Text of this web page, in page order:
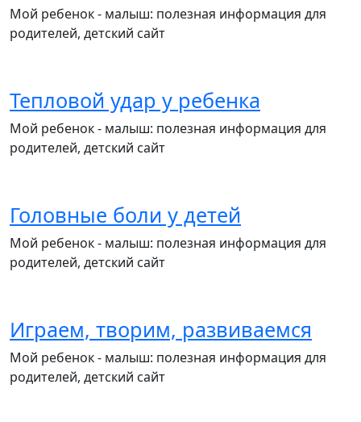
Мой ребенок - малыш: полезная информация для
родителей, детский сайт
Тепловой удар у ребенка
Мой ребенок - малыш: полезная информация для
родителей, детский сайт
Головные боли у детей
Мой ребенок - малыш: полезная информация для
родителей, детский сайт
Играем, творим, развиваемся
Мой ребенок - малыш: полезная информация для
родителей, детский сайт